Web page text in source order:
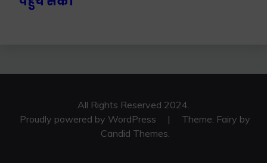
All Rights Reserved 2024.
Proudly powered by WordPress
|
Theme: Fairy by
Candid Themes.